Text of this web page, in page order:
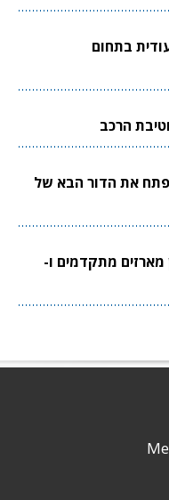
בתחום
הרכב
את הדור הבא של
מארזים מתקדמים ו-